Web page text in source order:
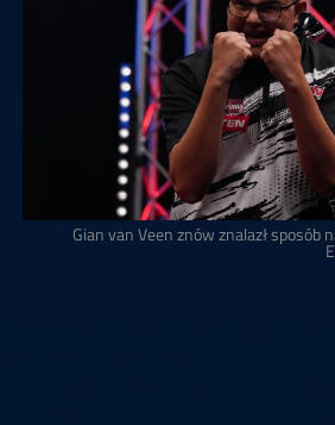
Gian van Veen znów znalazł sposób